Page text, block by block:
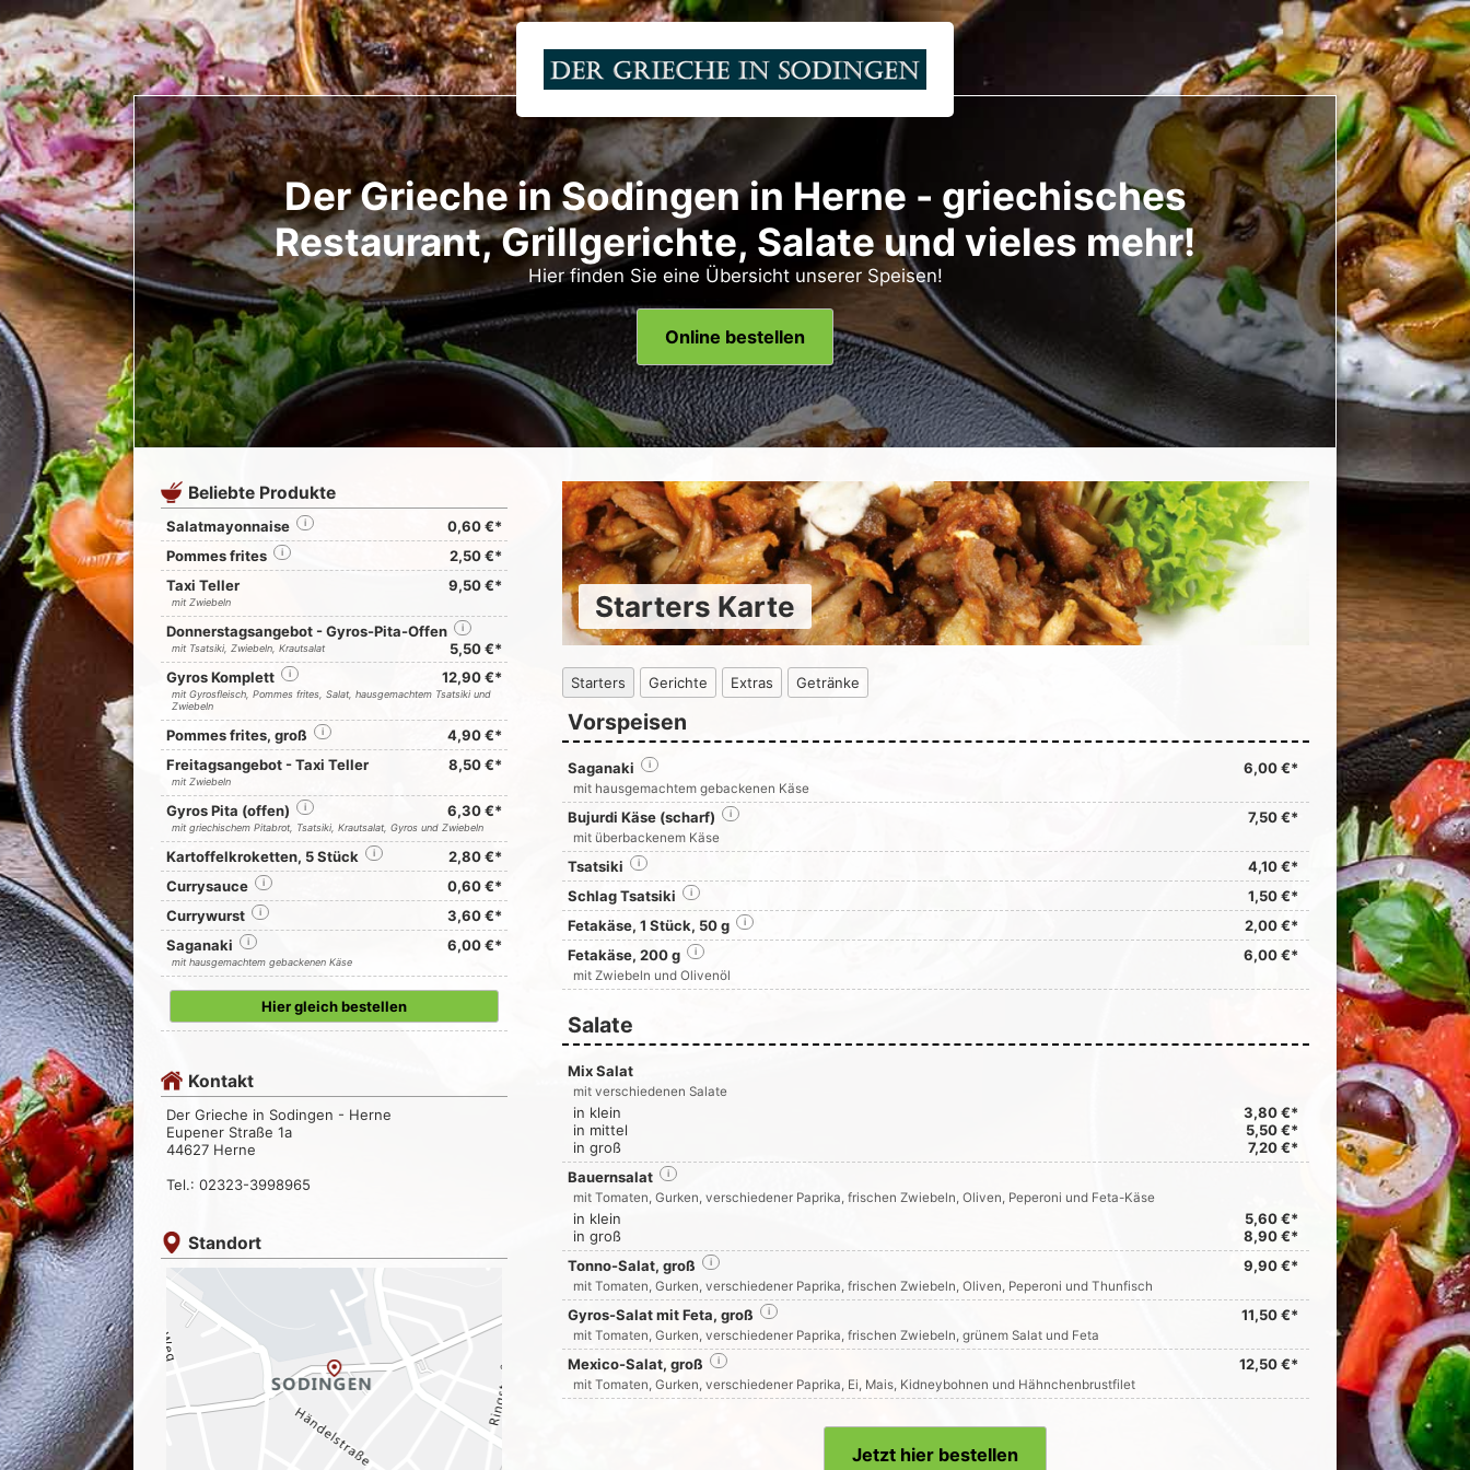
Der Grieche in Sodingen in Herne - griechisches
Restaurant, Grillgerichte, Salate und vieles mehr!
Hier finden Sie eine Übersicht unserer Speisen!
Online bestellen
Beliebte Produkte
Salatmayonnaise i
0,60 €*
Pommes frites
i
2,50 €*
Taxi Teller
9,50 €*
mit Zwiebeln
Donnerstagsangebot - Gyros-Pita-Offen i
5,50 €*
mit Tsatsiki, Zwiebeln, Krautsalat
Gyros Komplett i 12,90 €*
mit Gyrosfleisch, Pommes frites, Salat, hausgemachtem Tsatsiki und
Zwiebeln
Pommes frites, groß i
4,90 €*
Freitagsangebot - Taxi Teller
8,50 €*
mit Zwiebeln
Gyros Pita (offen) i 6,30 €*
mit griechischem Pitabrot, Tsatsiki, Krautsalat, Gyros und Zwiebeln
Kartoffelkroketten, 5 Stück i
2,80 €*
Currysauce
i
0,60 €*
Currywurst
i
3,60 €*
Saganaki
i 6,00 €*
mit hausgemachtem gebackenen Käse
Hier gleich bestellen
Kontakt
Der Grieche in Sodingen - Herne
Eupener Straße 1a
44627 Herne
Tel.: 02323-3998965
Standort
Starters Karte
Starters Gerichte Extras Getränke
Vorspeisen
Saganaki 6,00 €*
i
mit hausgemachtem gebackenen Käse
Bujurdi Käse (scharf) 7,50 €*
i
mit überbackenem Käse
Tsatsiki 4,10 €*
i
Schlag Tsatsiki 1,50 €*
i
Fetakäse, 1 Stück, 50 g 2,00 €*
i
Fetakäse, 200 g 6,00 €*
i
mit Zwiebeln und Olivenöl
Salate
Mix Salat
mit verschiedenen Salate
in klein
3,80 €*
in mittel
5,50 €*
in groß
7,20 €*
Bauernsalat
i
mit Tomaten, Gurken, verschiedener Paprika, frischen Zwiebeln, Oliven, Peperoni und Feta-Käse
in klein
5,60 €*
in groß
8,90 €*
Tonno-Salat, groß
9,90 €*
i
mit Tomaten, Gurken, verschiedener Paprika, frischen Zwiebeln, Oliven, Peperoni und Thunfisch
Gyros-Salat mit Feta, groß 11,50 €*
i
mit Tomaten, Gurken, verschiedener Paprika, frischen Zwiebeln, grünem Salat und Feta
Mexico-Salat, groß 12,50 €*
i
mit Tomaten, Gurken, verschiedener Paprika, Ei, Mais, Kidneybohnen und Hähnchenbrustfilet
Jetzt hier bestellen